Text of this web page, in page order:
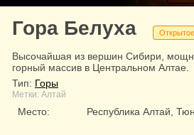
Гора Белуха
Высочайшая из вершин Сибири,
горный массив в Центральном Алтае.
Тип: Горы
Метки: Алтай
Место: Республика Алтай,